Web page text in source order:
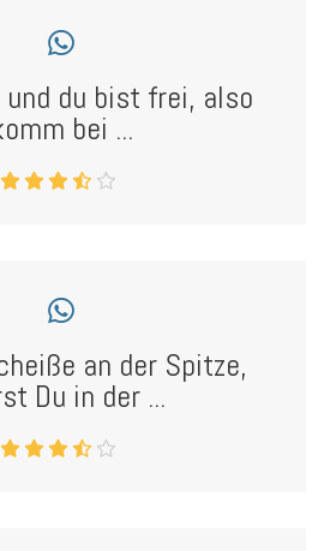
du bist frei, also
bei ...
an der Spitze,
Du in der ...